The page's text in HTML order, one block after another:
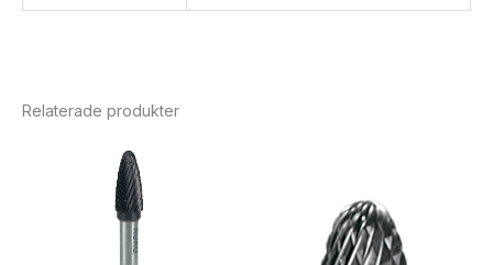
Relaterade produkter
till
935 kr1169 kr